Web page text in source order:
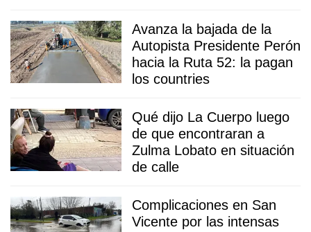
Avanza la bajada de la
Autopista Presidente Perón
hacia la Ruta 52: la pagan
los countries
Qué dijo La Cuerpo luego
de que encontraran a
Zulma Lobato en situación
de calle
Complicaciones en San
Vicente por las intensas